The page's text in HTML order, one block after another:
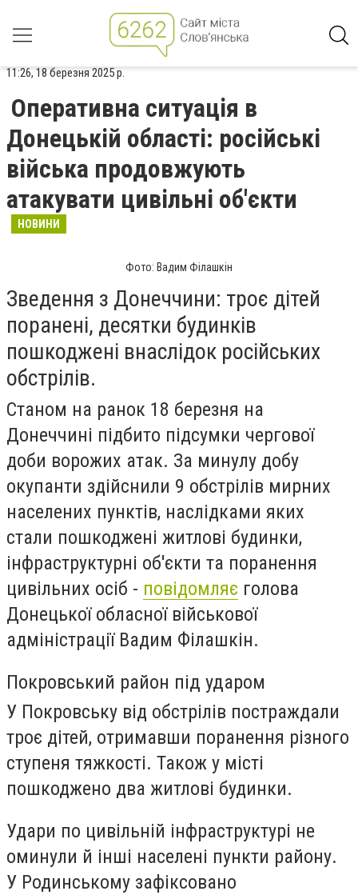
11:26, 18 березня 2025 р.
Оперативна ситуація в
Донецькій області: російські
війська продовжують
атакувати цивільні об'єкти
НОВИНИ
Фото: Вадим Філашкін
Зведення з Донеччини: троє дітей
поранені, десятки будинків
пошкоджені внаслідок російських
обстрілів.
Станом на ранок 18 березня на
Донеччині підбито підсумки чергової
доби ворожих атак. За минулу добу
окупанти здійснили 9 обстрілів мирних
населених пунктів, наслідками яких
стали пошкоджені житлові будинки,
інфраструктурні об'єкти та поранення
цивільних осіб - повідомляє голова
Донецької обласної військової
адміністрації Вадим Філашкін.
Покровський район під ударом
У Покровську від обстрілів постраждали
троє дітей, отримавши поранення різного
ступеня тяжкості. Також у місті
пошкоджено два житлові будинки.
Удари по цивільній інфраструктурі не
оминули й інші населені пункти району.
У Родинському зафіксовано